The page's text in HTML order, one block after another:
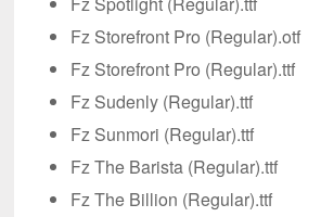
Fz Storefront Pro (Regular).otf
Fz Storefront Pro (Regular).ttf
Fz Sudenly (Regular).ttf
Fz Sunmori (Regular).ttf
Fz The Barista (Regular).ttf
Fz The Billion (Regular).ttf